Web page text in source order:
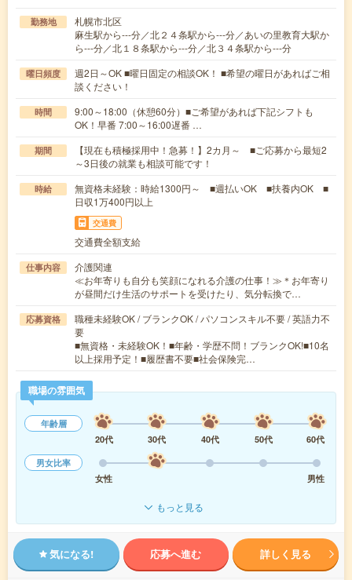
勤務地
札幌市北区
麻生駅から---分／北２４条駅から---分／あいの里教育大駅か
ら---分／北１８条駅から---分／北３４条駅から---分
曜日頻度
週2日～OK ■曜日固定の相談OK！ ■希望の曜日があればご相
談ください！
時間
9:00～18:00（休憩60分）■ご希望があれば下記シフトも
OK！早番 7:00～16:00遅番 …
期間
【現在も積極採用中！急募！】2カ月～ ■ご応募から最短2
～3日後の就業も相談可能です！
時給
無資格未経験：時給1300円～ ■週払いOK ■扶養内OK ■
日収1万400円以上
交通費
交通費全額支給
仕事内容
介護関連
≪お年寄りも自分も笑顔になれる介護の仕事！≫＊お年寄り
が昼間だけ生活のサポートを受けたり、気分転換で…
応募資格
職種未経験OK / ブランクOK / パソコンスキル不要 / 英語力不
要
■無資格・未経験OK！■年齢・学歴不問！ブランクOK!■10名
以上採用予定！■履歴書不要■社会保険完…
職場の雰囲気
年齢層
20代
30代 40代 50代
60代
男女比率
女性
男性
もっと見る
気になる! 応募へ進む 詳しく見る